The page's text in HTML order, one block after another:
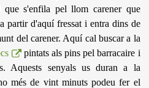
s'enfila pel llom carener que
partir d'aquí fressat i entra dins de
del carener. Aquí cal buscar a la
pintats als pins pel barracaire i
Aquests senyals us duran a la
més de vint minuts podeu fer el